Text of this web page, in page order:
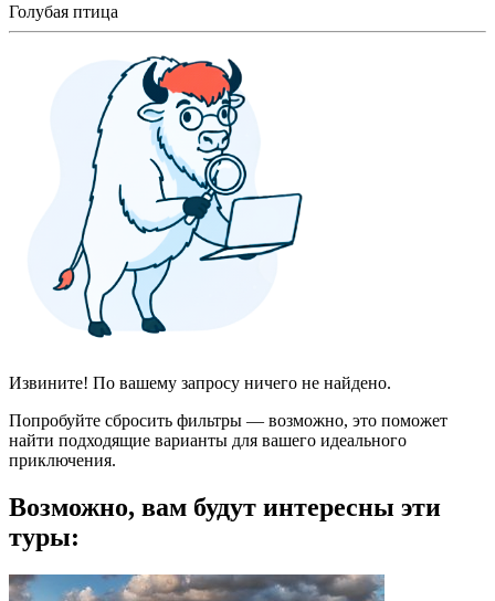
Голубая птица
Извините! По вашему запросу ничего не найдено.
Попробуйте сбросить фильтры — возможно, это поможет
найти подходящие варианты для вашего идеального
приключения.
Возможно, вам будут интересны эти
туры: